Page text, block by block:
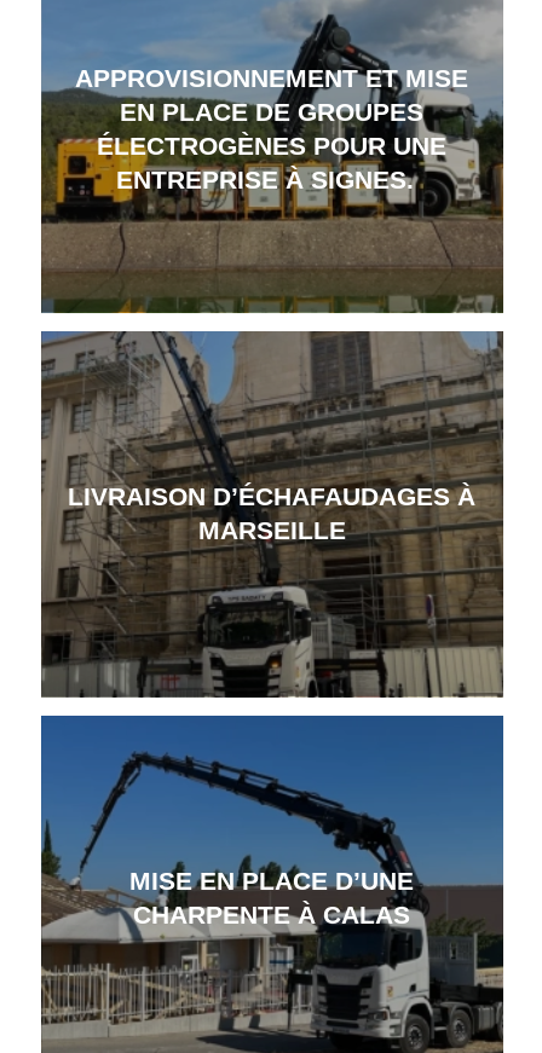
APPROVISIONNEMENT ET MISE
EN PLACE DE GROUPES
ÉLECTROGÈNES POUR UNE
ENTREPRISE À SIGNES.
LIVRAISON D’ÉCHAFAUDAGES À
MARSEILLE
MISE EN PLACE D’UNE
CHARPENTE À CALAS